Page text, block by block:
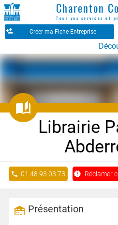
Charenton
Tous vos services et
Créer ma Fiche Entreprise
󰗚
Librairie
01.48.93.03.73 Réclamer
Présentation